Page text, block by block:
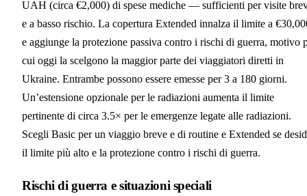
UAH (circa €2,000) di spese mediche — sufficienti per visite
e a basso rischio. La copertura Extended innalza il limite a
e aggiunge la protezione passiva contro i rischi di guerra, motivo
cui oggi la scelgono la maggior parte dei viaggiatori diretti in
Ukraine. Entrambe possono essere emesse per 3 a 180 giorni.
Un’estensione opzionale per le radiazioni aumenta il limite
pertinente di circa 3.5× per le emergenze legate alle radiazioni.
Scegli Basic per un viaggio breve e di routine e Extended se
il limite più alto e la protezione contro i rischi di guerra.
Rischi di guerra e situazioni speciali